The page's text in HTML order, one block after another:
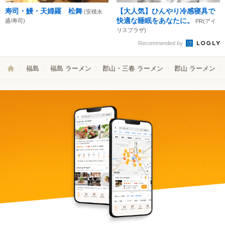
寿司・鰻・天婦羅 松舞 (安積永
盛/寿司)
【大人気】ひんやり冷感寝具で
快適な睡眠をあなたに。
PR(アイ
リスプラザ)
Recommended by
福島 福島 ラーメン 郡山・三春 ラーメン 郡山 ラーメン